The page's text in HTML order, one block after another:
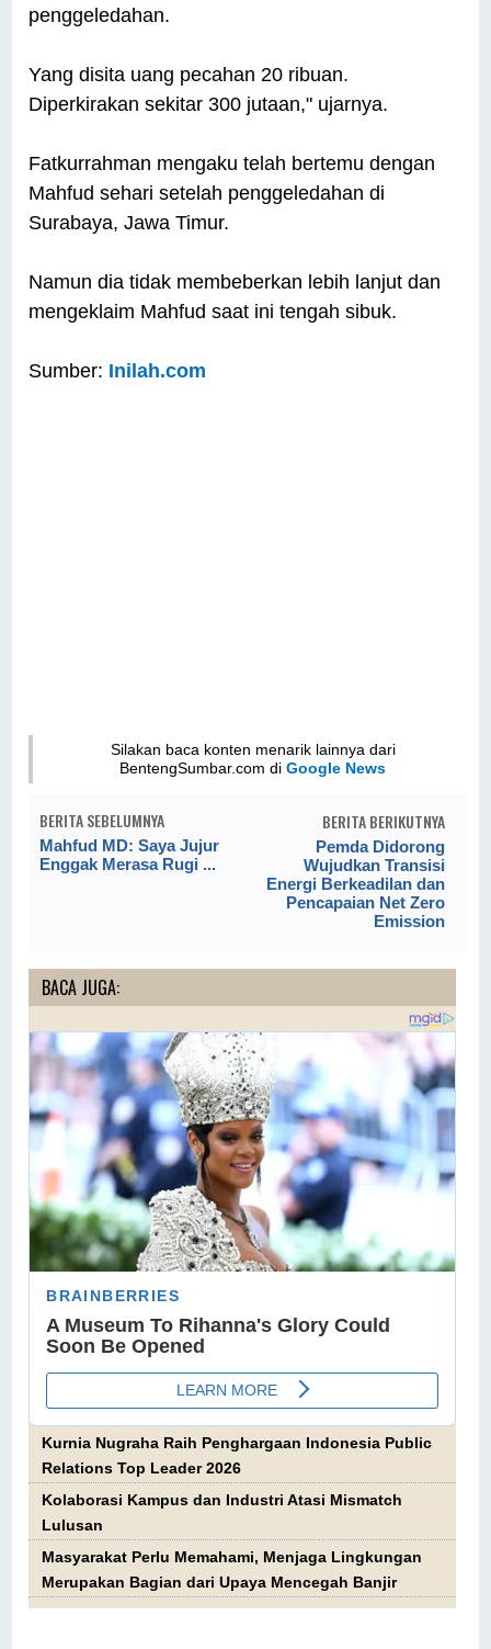
penggeledahan.
Yang disita uang pecahan 20 ribuan.
Diperkirakan sekitar 300 jutaan," ujarnya.
Fatkurrahman mengaku telah bertemu dengan
Mahfud sehari setelah penggeledahan di
Surabaya, Jawa Timur.
Namun dia tidak membeberkan lebih lanjut dan
mengeklaim Mahfud saat ini tengah sibuk.
Sumber: Inilah.com
Silakan baca konten menarik lainnya dari
BentengSumbar.com diGoogle News
BERITA SEBELUMNYA
Mahfud MD: Saya Jujur
Enggak Merasa Rugi ...
BERITA BERIKUTNYA
Pemda Didorong
Wujudkan Transisi
Energi Berkeadilan dan
Pencapaian Net Zero
Emission
BACA JUGA:
Kurnia Nugraha Raih Penghargaan Indonesia Public
Relations Top Leader 2026
Kolaborasi Kampus dan Industri Atasi Mismatch
Lulusan
Masyarakat Perlu Memahami, Menjaga Lingkungan
Merupakan Bagian dari Upaya Mencegah Banjir